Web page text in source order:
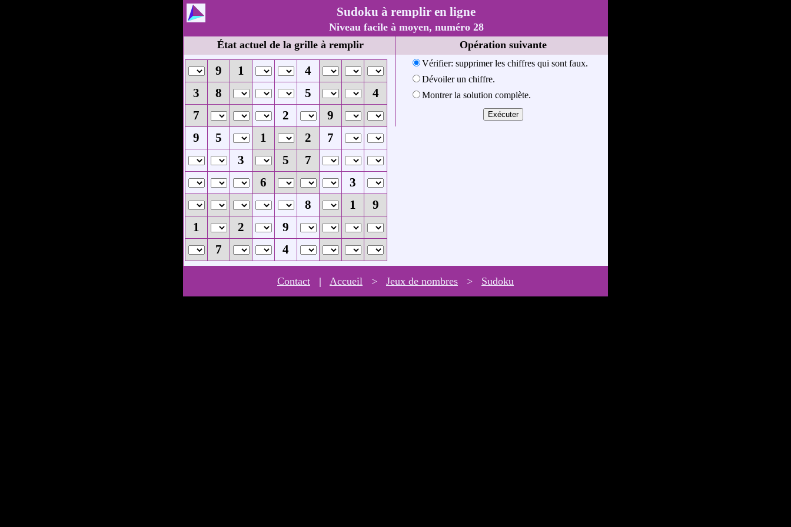
Sudoku à remplir en ligne
Niveau facile à moyen, numéro 28
État actuel de la grille à remplir
9 1
4
3
8 5
4
7
2
9
9
5 1 2
7
3
5
7
6
3
8
1
9
1
2
9
7
4
Opération suivante
Vérifier: supprimer les chiffres qui sont faux.
Dévoiler un chiffre.
Montrer la solution complète.
Contact | Accueil > Jeux de nombres > Sudoku